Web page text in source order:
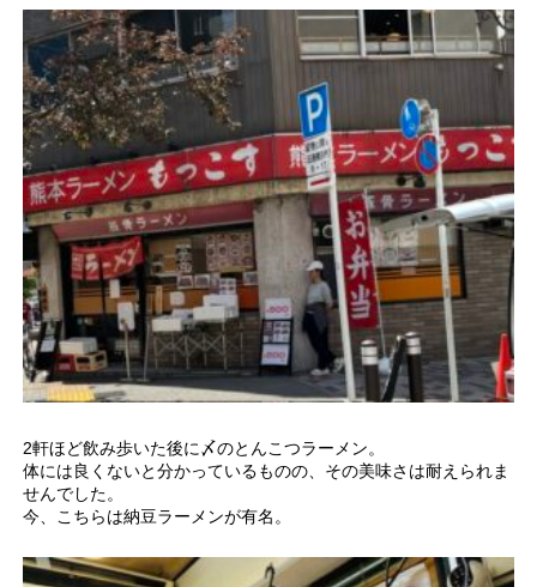
2軒ほど飲み歩いた後に〆のとんこつラーメン。
体には良くないと分かっているものの、その美味さは耐えられま
せんでした。
今、こちらは納豆ラーメンが有名。